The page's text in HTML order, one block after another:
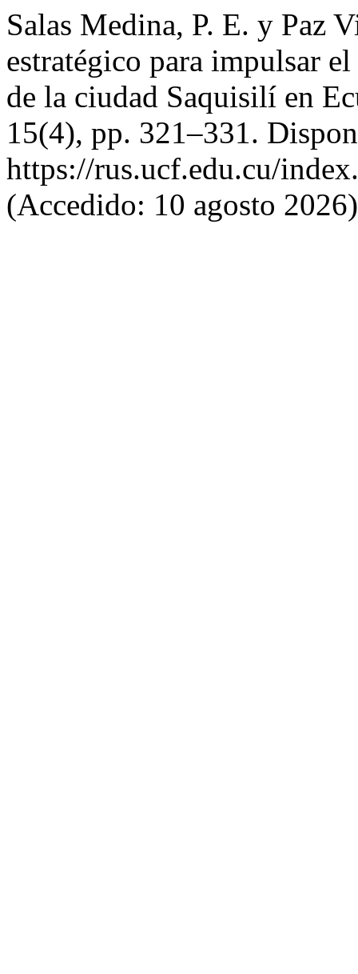
Salas Medina, P. E. y Paz
estratégico para impulsar
de la ciudad Saquisilí en
15(4), pp. 321–331.
https://rus.ucf.edu.cu/
(Accedido: 10 agosto